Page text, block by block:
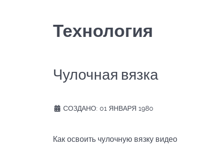
Технология
Чулочная вязка
СОЗДАНО: 01 ЯНВАРЯ 1980
Как освоить чулочную вязку видео